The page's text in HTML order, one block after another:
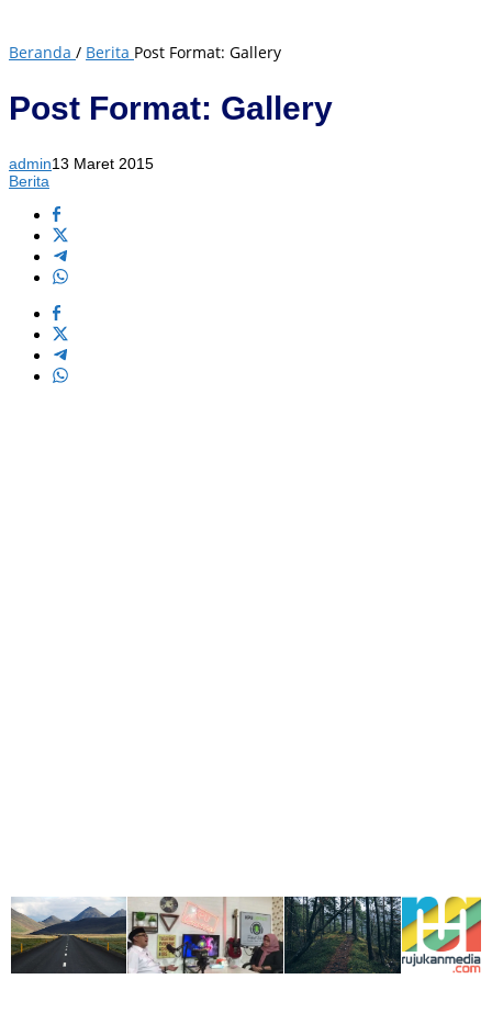
Beranda / Berita Post Format: Gallery
Post Format: Gallery
admin13 Maret 2015
Berita